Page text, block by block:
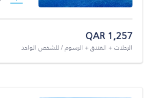
QAR 1,257
الرحلات + الفندق + الرسوم / للشخص الواحد